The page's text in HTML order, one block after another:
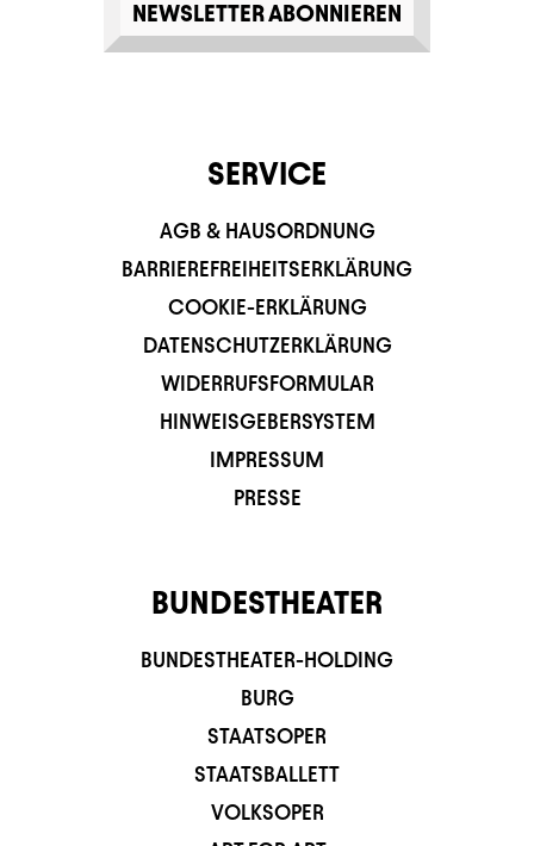
NEWSLETTER ABONNIEREN
SERVICE
AGB & HAUSORDNUNG
BARRIEREFREIHEITSERKLÄRUNG
COOKIE-ERKLÄRUNG
DATENSCHUTZERKLÄRUNG
WIDERRUFSFORMULAR
HINWEISGEBERSYSTEM
IMPRESSUM
PRESSE
BUNDESTHEATER
BUNDESTHEATER-HOLDING
BURG
STAATSOPER
STAATSBALLETT
VOLKSOPER